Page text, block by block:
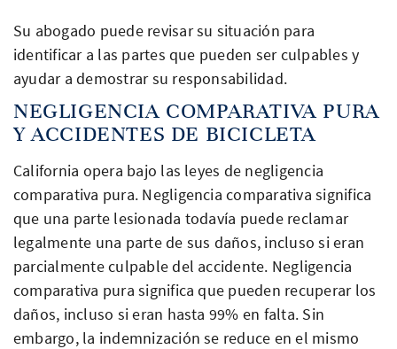
Su abogado puede revisar su situación para
identificar a las partes que pueden ser culpables y
ayudar a demostrar su responsabilidad.
NEGLIGENCIA COMPARATIVA PURA
Y ACCIDENTES DE BICICLETA
California opera bajo las leyes de negligencia
comparativa pura. Negligencia comparativa significa
que una parte lesionada todavía puede reclamar
legalmente una parte de sus daños, incluso si eran
parcialmente culpable del accidente. Negligencia
comparativa pura significa que pueden recuperar los
daños, incluso si eran hasta 99% en falta. Sin
embargo, la indemnización se reduce en el mismo